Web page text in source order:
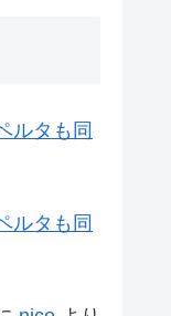
ルタも同
ルタも同